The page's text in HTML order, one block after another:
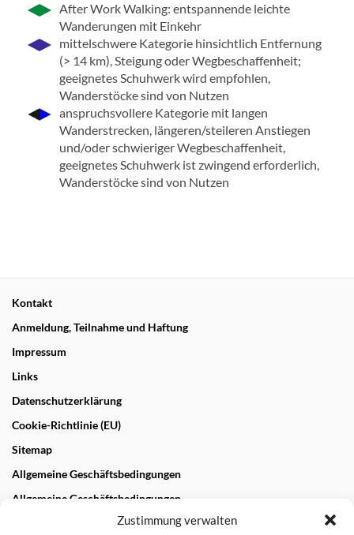
Zustimmung verwalten
After Work Walking: entspannende leichte
Wanderungen mit Einkehr
mittelschwere Kategorie hinsichtlich Entfernung
(> 14 km), Steigung oder Wegbeschaffenheit;
geeignetes Schuhwerk wird empfohlen,
Wanderstöcke sind von Nutzen
anspruchsvollere Kategorie mit langen
Wanderstrecken, längeren/steileren Anstiegen
und/oder schwieriger Wegbeschaffenheit,
geeignetes Schuhwerk ist zwingend erforderlich,
Wanderstöcke sind von Nutzen
Kontakt
Anmeldung, Teilnahme und Haftung
Impressum
Links
Datenschutzerklärung
Cookie-Richtlinie (EU)
Sitemap
Allgemeine Geschäftsbedingungen
Allgemeine Geschäftsbedingungen